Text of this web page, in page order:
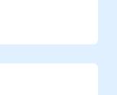
会议通过
实时协作和
我们提供线
的专用企